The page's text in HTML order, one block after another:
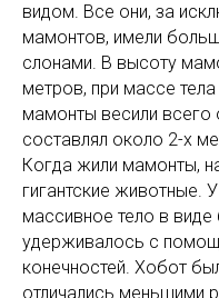
видом. Все они, за
мамонтов, имели
слонами. В высоту
метров, при массе
мамонты весили всего
составлял около 2-х
Когда жили мамонты,
гигантские животные.
массивное тело в виде
удерживалось с
конечностей. Хобот
отличались меньшими